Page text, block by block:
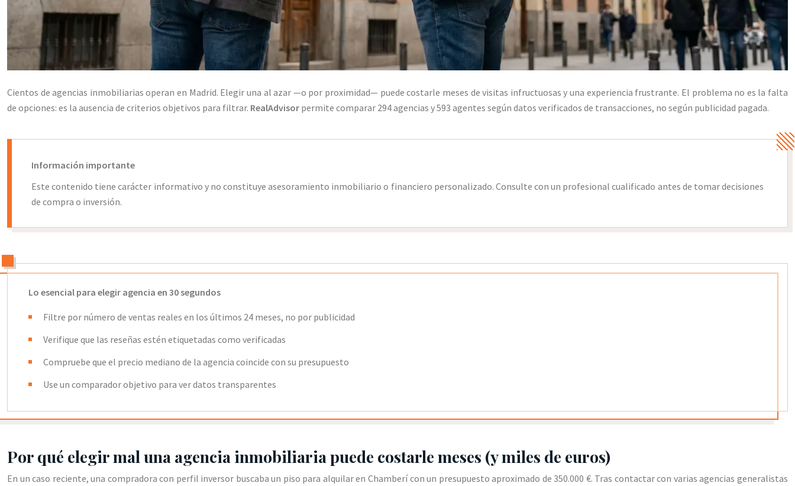
Cientos de agencias inmobiliarias operan en Madrid. Elegir una al azar —o por proximidad— puede costarle meses de visitas infructuosas y una experiencia frustrante. El problema no es la falta
de opciones: es la ausencia de criterios objetivos para filtrar. RealAdvisor permite comparar 294 agencias y 593 agentes según datos verificados de transacciones, no según publicidad pagada.
Información importante
Este contenido tiene carácter informativo y no constituye asesoramiento inmobiliario o financiero personalizado. Consulte con un profesional cualificado antes de tomar decisiones
de compra o inversión.
Lo esencial para elegir agencia en 30 segundos
Filtre por número de ventas reales en los últimos 24 meses, no por publicidad
Verifique que las reseñas estén etiquetadas como verificadas
Compruebe que el precio mediano de la agencia coincide con su presupuesto
Use un comparador objetivo para ver datos transparentes
Por qué elegir mal una agencia inmobiliaria puede costarle meses (y miles de euros)
En un caso reciente, una compradora con perfil inversor buscaba un piso para alquilar en Chamberí con un presupuesto aproximado de 350.000 €. Tras contactar con varias agencias generalistas